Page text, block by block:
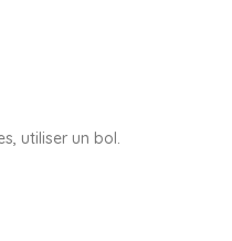
utiliser un bol.